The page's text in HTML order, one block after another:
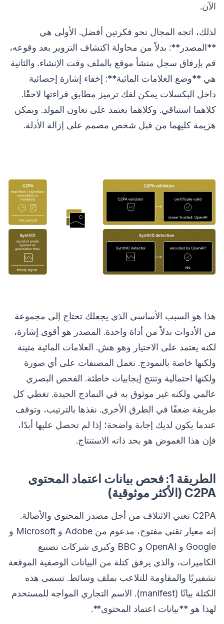
الآن.
لذلك، اتجه المجال نحو فكرتين أفضل. الأولى هي
**المصدر**: بدلاً من محاولة اكتشاف التزوير بعد وقوعه،
قم بإرفاق سجل منشأ موقع بالملف وقت الإنشاء. والثانية
هي **وضع العلامات المائية**: إخفاء إشارة إحصائية
داخل البكسلات يمكن لفك ترميز مطابق قراءتها لاحقًا.
كلاهما استباقي. وكلاهما يعتمد على تعاون المولد. ويمكن
هزيمة كليهما من قبل شخص مصمم على إزالة الأدلة.
هذا هو السبب الأساسي الذي يجعلك تحتاج إلى مجموعة
من الأدوات بدلاً من أداة واحدة. المصدر هو أقوى إشارة،
لكنه يعتمد على الاختيار وهو هش. العلامات المائية متينة
ولكنها خاصة بالنموذج. تعمل المصنفات على أي صورة
ولكنها احتمالية وتنتج إيجابيات خاطئة. الفحص البصري
عالمي ولكنه غير موثوق به في النماذج الجيدة. تغطي كل
طريقة ضعفًا في الطرق الأخرى. نفذها بالترتيب، وتوقف
عندما يكون لديك إجابة واضحة؛ إذا لم تحصل عليها أبدًا،
فإن هذا الغموض هو بحد ذاته الاستنتاج.
الطريقة 1: فحص بيانات اعتماد المحتوى
C2PA (الأكثر موثوقية)
C2PA تعني الائتلاف من أجل مصدر المحتوى والأصالة.
إنه معيار تقني مفتوح، مدعوم من Adobe و Microsoft و
Google و OpenAI و BBC وكبرى شركات تصنيع
الكاميرات، والذي يرفق كتلة من البيانات الوصفية الموقعة
تشفيريًا والمقاومة للتلاعب بملف وسائط. تسمى هذه
الكتلة بيانًا (manifest). الاسم التجاري المواجه للمستخدم
لهذا هو **بيانات اعتماد المحتوى**.